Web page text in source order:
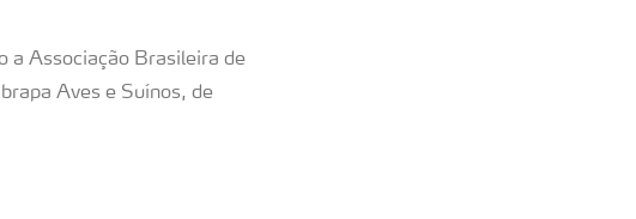
a Associação Brasileira de
Aves e Suínos, de